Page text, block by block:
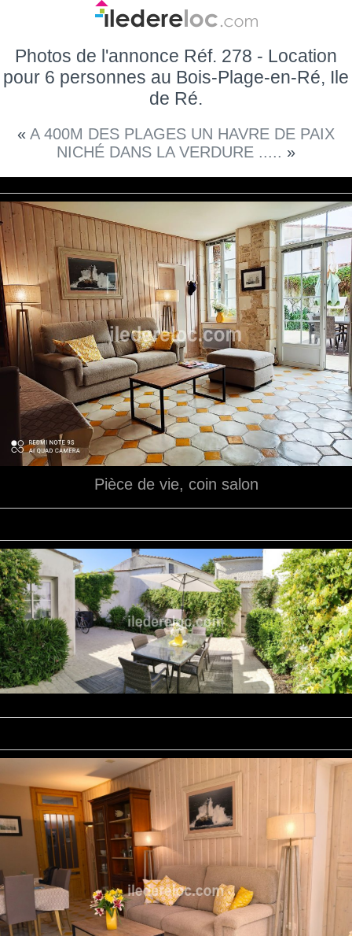
Photos de l'annonce Réf. 278 - Location
pour 6 personnes au Bois-Plage-en-Ré, Ile
de Ré.
« A 400M DES PLAGES UN HAVRE DE PAIX
NICHÉ DANS LA VERDURE ..... »
Pièce de vie, coin salon